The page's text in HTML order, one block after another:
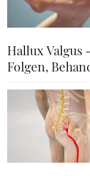
Hallux Valgus
Folgen,